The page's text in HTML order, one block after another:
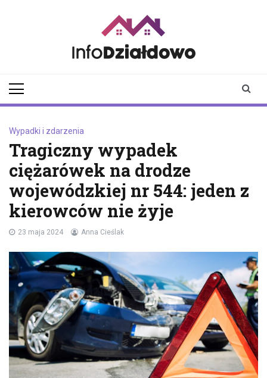
Wypadki i zdarzenia
Tragiczny wypadek
ciężarówek na drodze
wojewódzkiej nr 544: jeden z
kierowców nie żyje
23 maja 2024 Anna Cieślak